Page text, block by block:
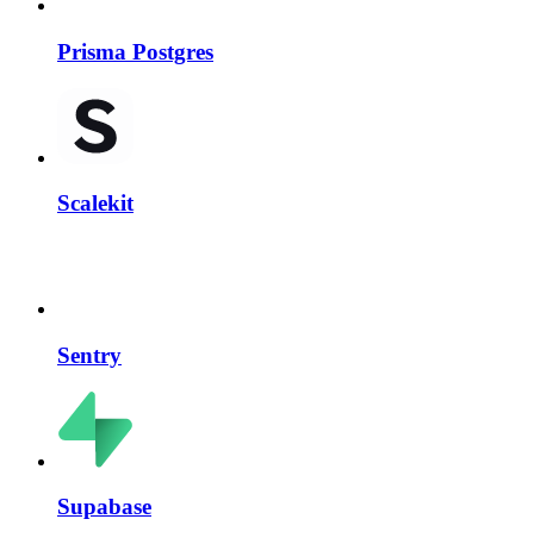
Prisma Postgres
Scalekit
Sentry
Supabase